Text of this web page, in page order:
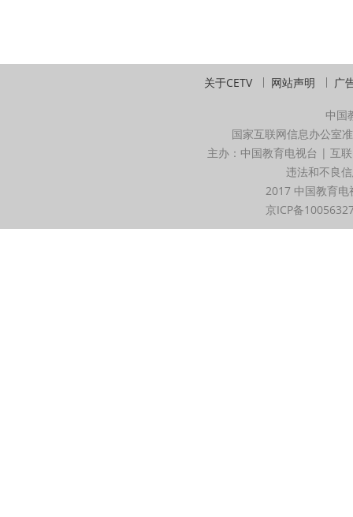
关于CETV 网站声明 广
中国
国家互联网信息办公室
主办：中国教育电视台 | 互
违法和不良
2017 中国教育
京ICP备